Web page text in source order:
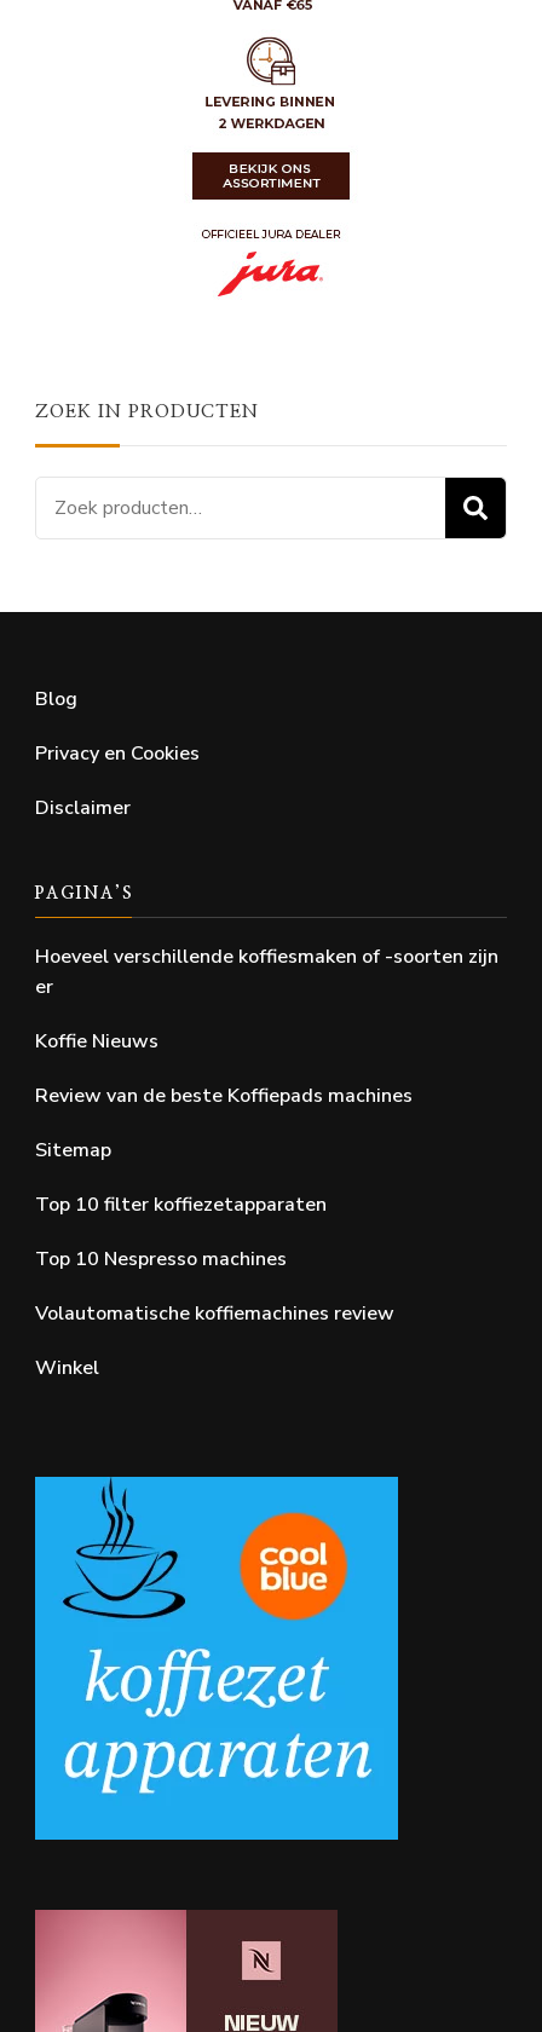
ZOEK IN PRODUCTEN
Zoeken
naar:
Blog
Privacy en Cookies
Disclaimer
PAGINA’S
Hoeveel verschillende koffiesmaken of -soorten zijn
er
Koffie Nieuws
Review van de beste Koffiepads machines
Sitemap
Top 10 filter koffiezetapparaten
Top 10 Nespresso machines
Volautomatische koffiemachines review
Winkel